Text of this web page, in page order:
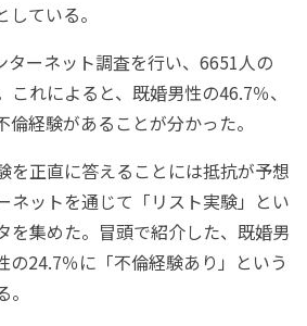
ている。
ーネット調査を行い、6651人の
れによると、既婚男性の46.7％、
経験があることが分かった。
を正直に答えることには抵抗が予想
ネットを通じて「リスト実験」とい
を集めた。冒頭で紹介した、既婚男
の24.7％に「不倫経験あり」という